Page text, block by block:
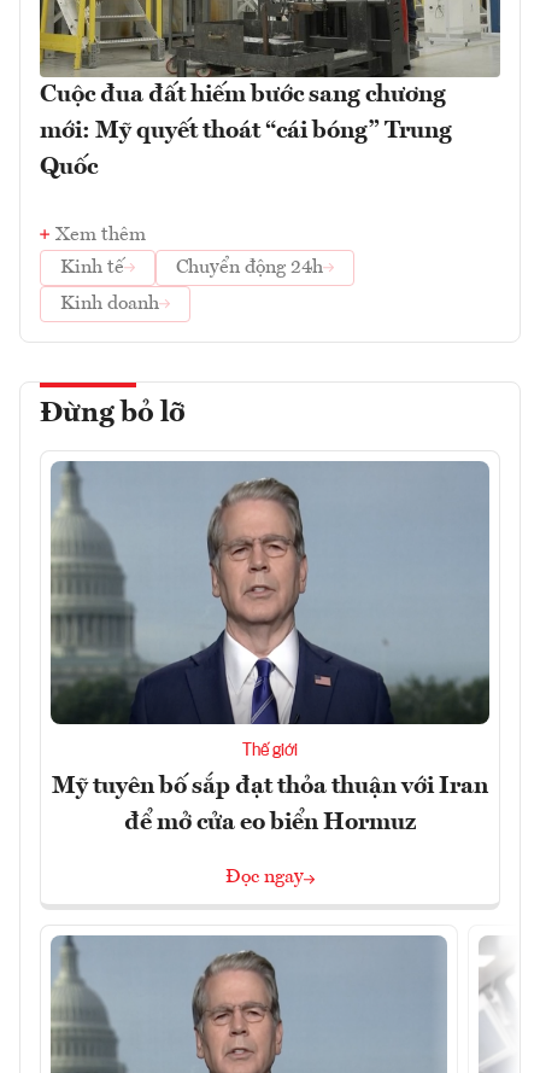
Cuộc đua đất hiếm bước sang chương
mới: Mỹ quyết thoát “cái bóng” Trung
Quốc
Xem thêm
Kinh tế
Chuyển động 24h
Kinh doanh
Đừng bỏ lỡ
Thế giới
Mỹ tuyên bố sắp đạt thỏa thuận với Iran
để mở cửa eo biển Hormuz
Đọc ngay